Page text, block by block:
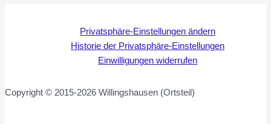
Privatsphäre-Einstellungen ändern
Historie der Privatsphäre-Einstellungen
Einwilligungen widerrufen
Copyright © 2015-2026 Willingshausen (Ortsteil)